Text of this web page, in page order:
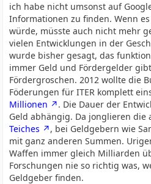
ich habe nicht umsonst auf
Informationen zu finden. Wenn
würde, müsste auch nicht mehr
vielen Entwicklungen in der
wurde bisher gesagt, das
immer Geld und Fördergelder
Fördergroschen. 2012 wollte die
Föderungen für ITER komplett
Millionen
. Die Dauer der
Geld abhängig. Da jonglieren die
Teiches
, bei Geldgebern wie
mit ganz anderen Summen.
Waffen immer gleich Milliarden
Forschungen nie so richtig was,
Geldgeber finden.